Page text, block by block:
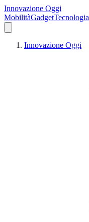
Innovazione Oggi
MobilitàGadgetTecnologia
Innovazione Oggi